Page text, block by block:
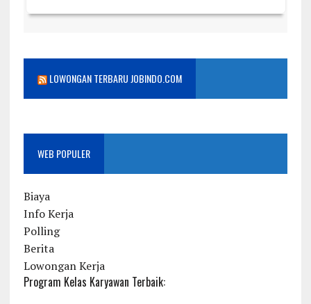
LOWONGAN TERBARU JOBINDO.COM
WEB POPULER
Biaya
Info Kerja
Polling
Berita
Lowongan Kerja
Program Kelas Karyawan Terbaik: